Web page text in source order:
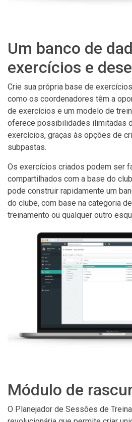
Um banco de
exercícios e
Crie sua própria base de
como os coordenadores têm a
de exercícios e um modelo de
oferece possibilidades ilimitadas
exercícios, graças às opções de
subpastas.
Os exercícios criados podem ser
compartilhados com a base do
pode construir rapidamente um
do clube, com base na categoria
treinamento ou qualquer outro
Módulo de
O Planejador de Sessões de